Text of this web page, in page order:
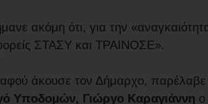
ακόμη ότι, για την
φορείς ΣΤΑΣΥ και ΤΡΑΙΝΟΣΕ».
άκουσε τον Δήμαρχο, παρέλαβε
Υποδομών, Γιώργο Καραγιάννη ο